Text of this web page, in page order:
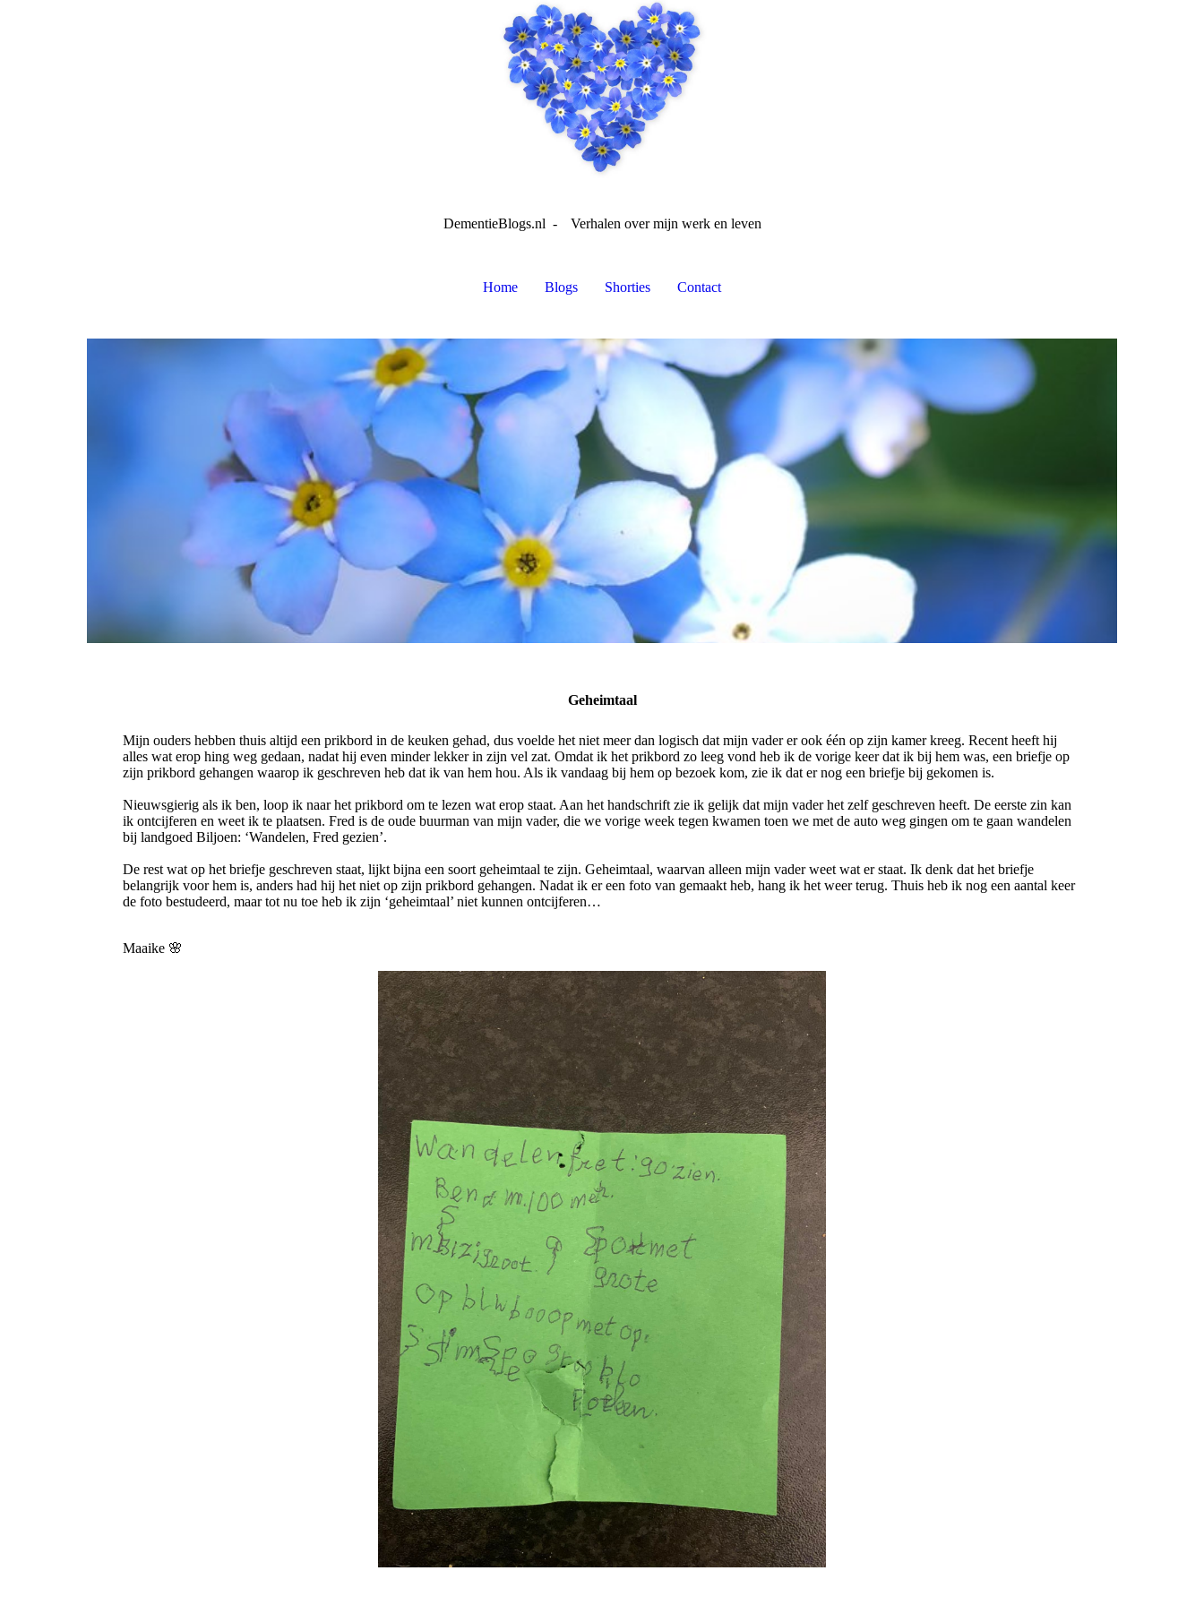
DementieBlogs.nl - Verhalen over mijn werk en leven
Home Blogs Shorties Contact
Geheimtaal
Mijn ouders hebben thuis altijd een prikbord in de keuken gehad, dus voelde het niet meer dan logisch dat mijn vader er ook één op zijn kamer kreeg. Recent heeft hij
alles wat erop hing weg gedaan, nadat hij even minder lekker in zijn vel zat. Omdat ik het prikbord zo leeg vond heb ik de vorige keer dat ik bij hem was, een briefje op
zijn prikbord gehangen waarop ik geschreven heb dat ik van hem hou. Als ik vandaag bij hem op bezoek kom, zie ik dat er nog een briefje bij gekomen is.
Nieuwsgierig als ik ben, loop ik naar het prikbord om te lezen wat erop staat. Aan het handschrift zie ik gelijk dat mijn vader het zelf geschreven heeft. De eerste zin kan
ik ontcijferen en weet ik te plaatsen. Fred is de oude buurman van mijn vader, die we vorige week tegen kwamen toen we met de auto weg gingen om te gaan wandelen
bij landgoed Biljoen: ‘Wandelen, Fred gezien’.
De rest wat op het briefje geschreven staat, lijkt bijna een soort geheimtaal te zijn. Geheimtaal, waarvan alleen mijn vader weet wat er staat. Ik denk dat het briefje
belangrijk voor hem is, anders had hij het niet op zijn prikbord gehangen. Nadat ik er een foto van gemaakt heb, hang ik het weer terug. Thuis heb ik nog een aantal keer
de foto bestudeerd, maar tot nu toe heb ik zijn ‘geheimtaal’ niet kunnen ontcijferen…
Maaike 🌸